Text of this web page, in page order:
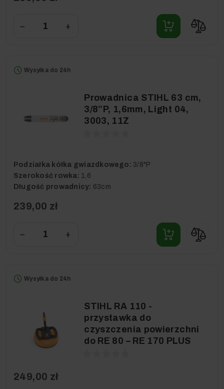
− +
Wysyłka do 24h
Prowadnica STIHL 63 cm,
3/8”P, 1,6mm, Light 04,
3003, 11Z
Podziałka kółka gwiazdkowego: 3/8"P
Szerokość rowka: 1,6
Długość prowadnicy: 63cm
239,00 zł
− +
Wysyłka do 24h
STIHL RA 110 -
przystawka do
czyszczenia powierzchni
do RE 80 – RE 170 PLUS
249,00 zł